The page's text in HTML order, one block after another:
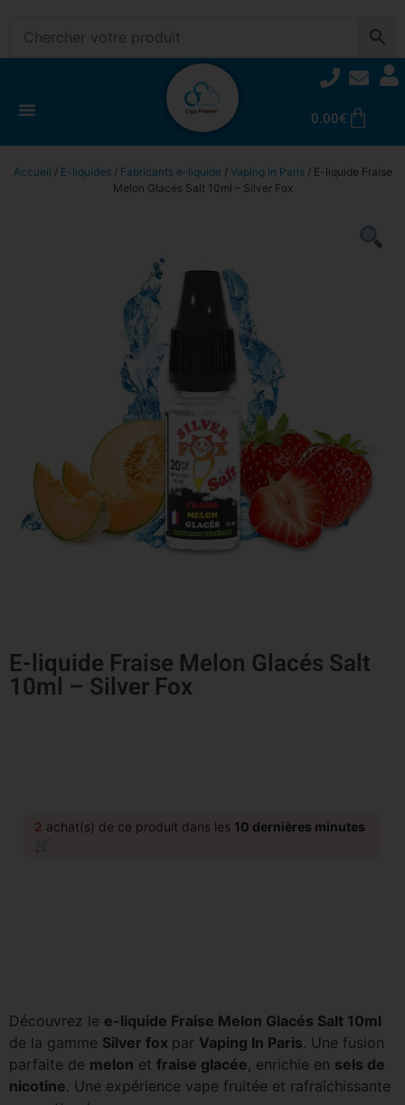
0.00€
Accueil / E-liquides/ Fabricants e-liquide / Vaping In Paris/ E-liquide Fraise
Melon Glacés Salt 10ml – Silver Fox
E-liquide Fraise Melon Glacés Salt
10ml – Silver Fox
2 achat(s) de ce produit dans les 10 dernières minutes
🛒
Découvrez le e-liquide Fraise Melon Glacés Salt 10ml
de la gamme Silver fox par Vaping In Paris. Une fusion
parfaite de melon et fraise glacée, enrichie en sels de
nicotine. Une expérience vape fruitée et rafraîchissante